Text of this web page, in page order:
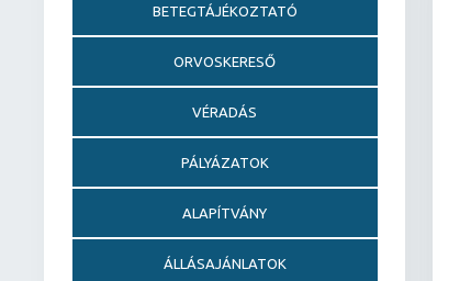
BETEGTÁJÉKOZTATÓ
ORVOSKERESŐ
VÉRADÁS
PÁLYÁZATOK
ALAPÍTVÁNY
ÁLLÁSAJÁNLATOK